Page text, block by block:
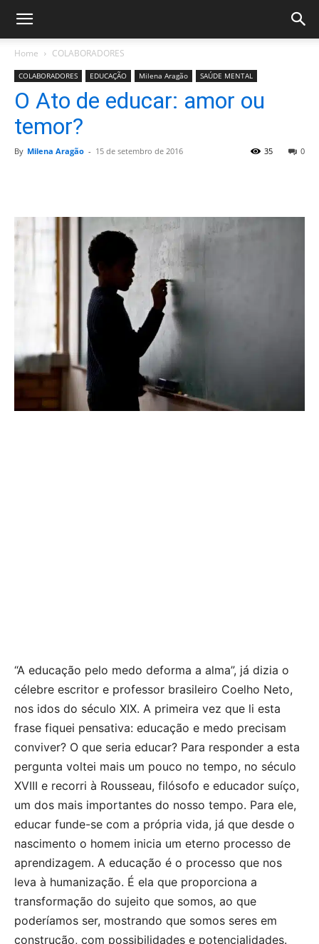
Home COLABORADORES
COLABORADORES EDUCAÇÃO Milena Aragão SAÚDE MENTAL
O Ato de educar: amor ou
temor?
By Milena Aragão - 15 de setembro de 2016 0
35
“A educação pelo medo deforma a alma”, já dizia o
célebre escritor e professor brasileiro Coelho Neto,
nos idos do século XIX. A primeira vez que li esta
frase fiquei pensativa: educação e medo precisam
conviver? O que seria educar? Para responder a esta
pergunta voltei mais um pouco no tempo, no século
XVIII e recorri à Rousseau, filósofo e educador suíço,
um dos mais importantes do nosso tempo. Para ele,
educar funde-se com a própria vida, já que desde o
nascimento o homem inicia um eterno processo de
aprendizagem. A educação é o processo que nos
leva à humanização. É ela que proporciona a
transformação do sujeito que somos, ao que
poderíamos ser, mostrando que somos seres em
construção, com possibilidades e potencialidades.